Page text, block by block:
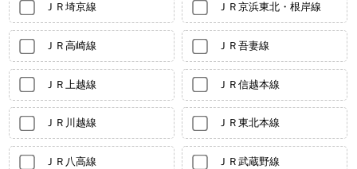
ＪＲ埼京線 ＪＲ京浜東北・根岸線
ＪＲ高崎線 ＪＲ吾妻線
ＪＲ上越線 ＪＲ信越本線
ＪＲ川越線 ＪＲ東北本線
ＪＲ八高線 ＪＲ武蔵野線